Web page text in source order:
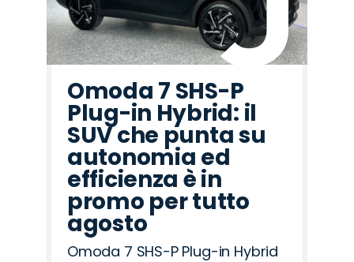
Omoda 7 SHS-P
Plug-in Hybrid: il
SUV che punta su
autonomia ed
efficienza è in
promo per tutto
agosto
Omoda 7 SHS-P Plug-in Hybrid